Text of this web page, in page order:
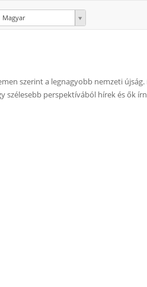
Magyar
szerint a legnagyobb nemzeti
szélesebb perspektívából hírek és ők